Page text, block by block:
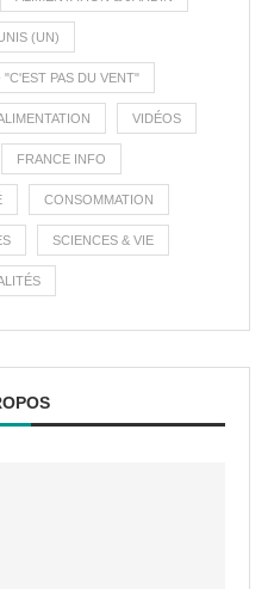
(UN)
"C'EST PAS DU VENT"
VIDÉOS
FRANCE INFO
CONSOMMATION
SCIENCES & VIE